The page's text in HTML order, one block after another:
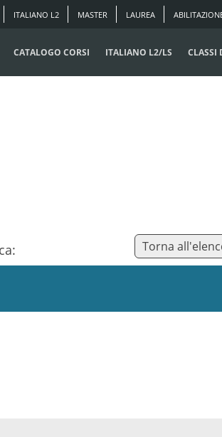
ITALIANO L2 MASTER LAUREA
CATALOGO CORSI ITALIANO L2/LS CLASSI
Torna